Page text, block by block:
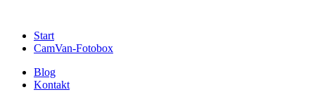
Start
CamVan-Fotobox
Blog
Kontakt